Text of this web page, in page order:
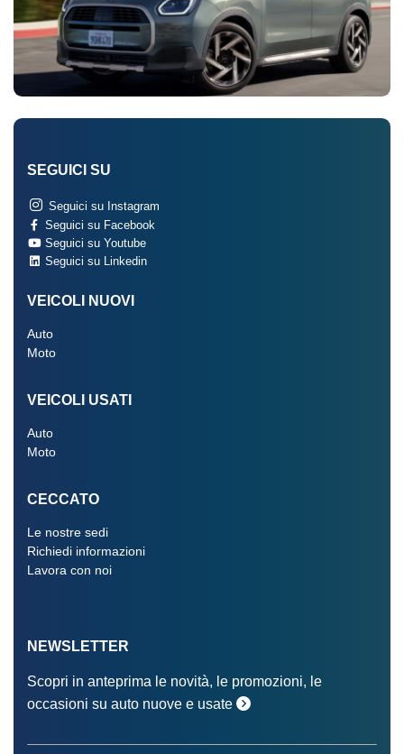
SEGUICI SU
Seguici su Instagram
Seguici su Facebook
Seguici su Youtube
Seguici su Linkedin
VEICOLI NUOVI
Auto
Moto
VEICOLI USATI
Auto
Moto
CECCATO
Le nostre sedi
Richiedi informazioni
Lavora con noi
NEWSLETTER
Scopri in anteprima le novità, le promozioni, le
occasioni su auto nuove e usate